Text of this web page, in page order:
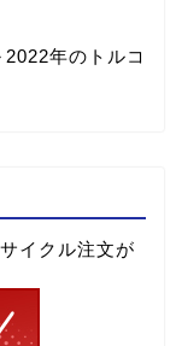
年のトルコ
イクル注文が